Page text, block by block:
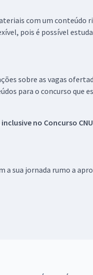
com um conteúdo
pois é possível
sobre as vagas
para o concurso que
no Concurso CNU
a sua jornada rumo a